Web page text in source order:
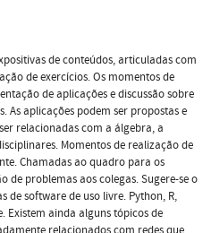
de conteúdos, articuladas com
de exercícios. Os momentos de
de aplicações e discussão sobre
As aplicações podem ser propostas e
relacionadas com a álgebra, a
Momentos de realização de
Chamadas ao quadro para os
de problemas aos colegas. Sugere-se o
de software de uso livre. Python, R,
Existem ainda alguns tópicos de